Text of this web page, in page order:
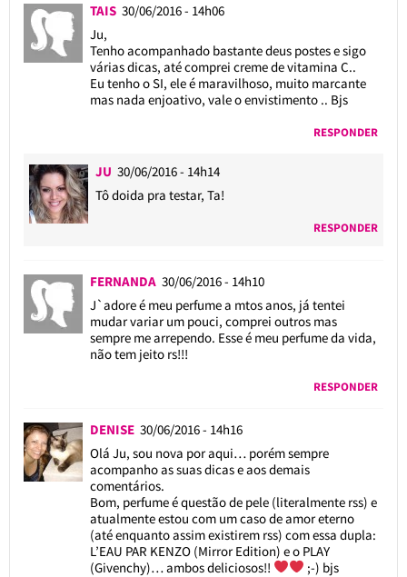
TAIS 30/06/2016 - 14h06
Ju,
Tenho acompanhado bastante deus postes e sigo
várias dicas, até comprei creme de vitamina C..
Eu tenho o SI, ele é maravilhoso, muito marcante
mas nada enjoativo, vale o envistimento .. Bjs
RESPONDER
JU 30/06/2016 - 14h14
Tô doida pra testar, Ta!
RESPONDER
FERNANDA 30/06/2016 - 14h10
J`adore é meu perfume a mtos anos, já tentei
mudar variar um pouci, comprei outros mas
sempre me arrependo. Esse é meu perfume da vida,
não tem jeito rs!!!
RESPONDER
DENISE 30/06/2016 - 14h16
Olá Ju, sou nova por aqui… porém sempre
acompanho as suas dicas e aos demais
comentários.
Bom, perfume é questão de pele (literalmente rss) e
atualmente estou com um caso de amor eterno
(até enquanto assim existirem rss) com essa dupla:
L’EAU PAR KENZO (Mirror Edition) e o PLAY
(Givenchy)… ambos deliciosos!!
;-) bjs